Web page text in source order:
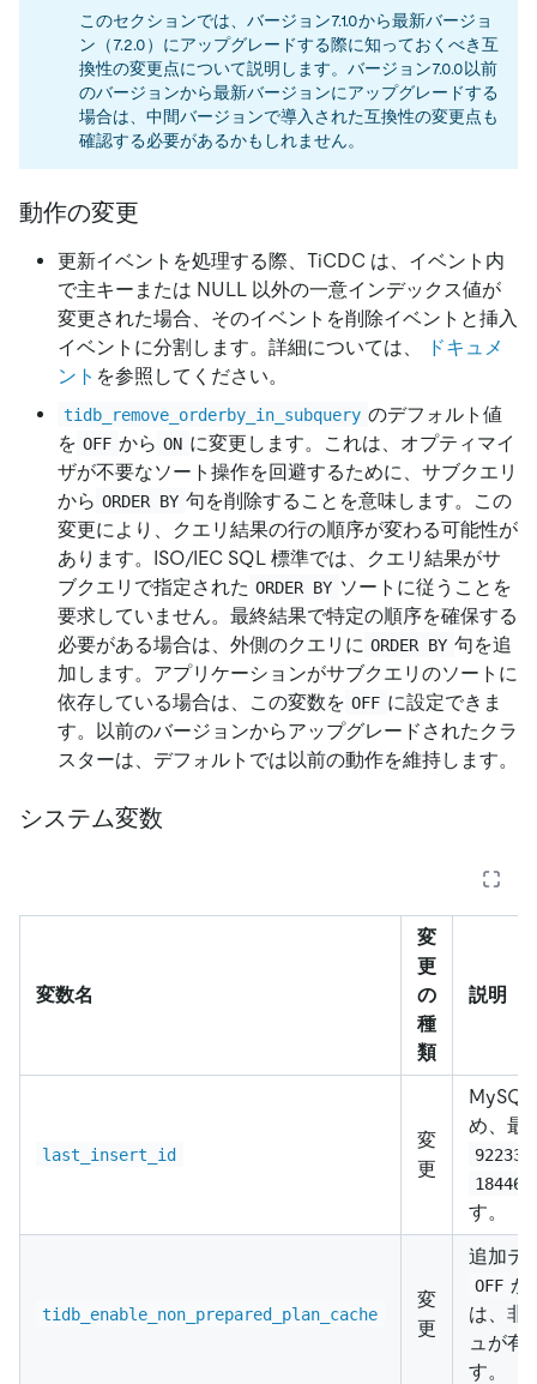
このセクションでは、バージョン7.1.0から最新バージョ
ン（7.2.0）にアップグレードする際に知っておくべき互
換性の変更点について説明します。バージョン7.0.0以前
のバージョンから最新バージョンにアップグレードする
場合は、中間バージョンで導入された互換性の変更点も
確認する必要があるかもしれません。
動作の変更
更新イベントを処理する際、TiCDC は、イベント内
で主キーまたは NULL 以外の一意インデックス値が
変更された場合、そのイベントを削除イベントと挿入
イベントに分割します。詳細については、
ドキュメ
ント を参照してください。
tidb_remove_orderby_in_subquery のデフォルト値
を OFF から ON に変更します。これは、オプティマイ
ザが不要なソート操作を回避するために、サブクエリ
から ORDER BY 句を削除することを意味します。この
変更により、クエリ結果の行の順序が変わる可能性が
あります。ISO/IEC SQL 標準では、クエリ結果がサ
ブクエリで指定された ORDER BY ソートに従うことを
要求していません。最終結果で特定の順序を確保する
必要がある場合は、外側のクエリに ORDER BY 句を追
加します。アプリケーションがサブクエリのソートに
依存している場合は、この変数を OFF に設定できま
す。以前のバージョンからアップグレードされたクラ
スターは、デフォルトでは以前の動作を維持します。
システム変数
変数名
変
更
の
種
類
説明
last_insert_id
変
更
め、最
す。
tidb_enable_non_prepared_plan_cache
変
更
追加テ
OFF か
は、非
ュが有
す。